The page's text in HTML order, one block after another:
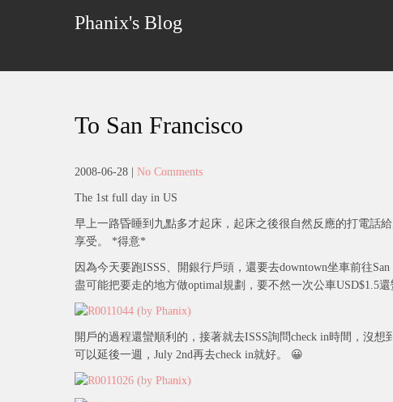
Phanix's Blog
To San Francisco
2008-06-28 No Comments
The 1st full day in US
早上一路昏睡到九點多才起床，起床之後很自然反應的打電話
享受。 *得意*
因為今天要跑ISSS、開銀行戶頭，還要去downtown坐車前往
盡可能把要走的地方做optimal規劃，要不然一次公車USD$1.5還
開戶的過程還蠻順利的，接著就去ISSS詢問check in時間，沒
可以延後一週，July 2nd再去check in就好。 😀